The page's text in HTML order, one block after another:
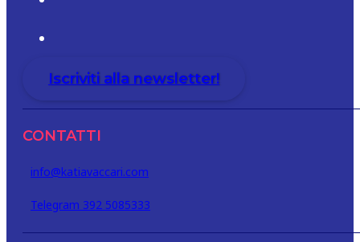
Iscriviti alla newsletter!
CONTATTI
info@katiavaccari.com
Telegram 392 5085333